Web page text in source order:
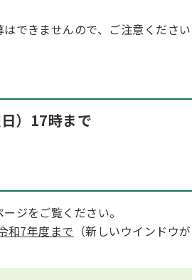
できませんので、ご注意ください
）17時まで
ジをご覧ください。
和7年度まで （新しいウインドウ